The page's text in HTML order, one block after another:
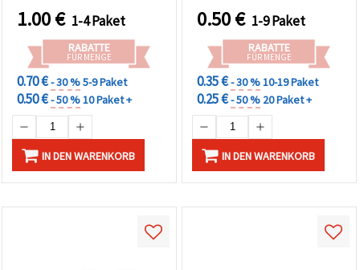
kreative DIY-
Bastelprojekte
1.00€ 1-4 Paket
RABATTE
FÜR MENGE
0.70 €- 30 %5-9 Paket
0.50 €- 50 %10 Paket +
IN DEN WARENKORB
Schmuckherstellung &
kreative DIY-Projekte
0.50€ 1-9 Paket
RABATTE
FÜR MENGE
0.35 €- 30 %10-19 Paket
0.25 €- 50 % 20 Paket +
IN DEN WARENKORB